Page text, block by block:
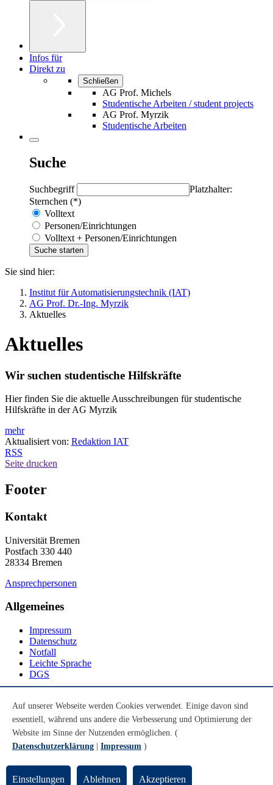
Infos für
Direkt zu
Schließen
AG Prof. Michels
Studentische Arbeiten / student projects
AG Prof. Myrzik
Studentische Arbeiten
Suche
Suchbegriff
Platzhalter:
Sternchen (*)
Volltext
Personen/Einrichtungen
Volltext + Personen/Einrichtungen
Sie sind hier:
Institut für Automatisierungstechnik (IAT)
AG Prof. Dr.-Ing. Myrzik
Aktuelles
Aktuelles
Wir suchen studentische Hilfskräfte
Hier finden Sie die aktuelle Ausschreibungen für studentische
Hilfskräfte in der AG Myrzik
mehr
Aktualisiert von: Redaktion IAT
RSS
Seite drucken
Footer
Kontakt
Universität Bremen
Postfach 330 440
28334 Bremen
Ansprechpersonen
Allgemeines
Impressum
Datenschutz
Notfall
Leichte Sprache
DGS
Youtube
Instagram
LinkedIn
© Universität Bremen 2026
Auf unserer Webseite werden Cookies verwendet. Einige davon sind
essentiell, während uns andere die Verbesserung und Optimierung der
Website im Sinne der Nutzenden ermöglichen. (
Datenschutzerklärung
Impressum )
Einstellungen Ablehnen Akzeptieren